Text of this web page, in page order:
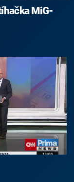
MiG-